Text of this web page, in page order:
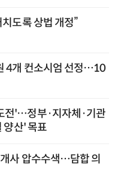
도록 상법 개정”
4개 컨소시엄 선정…10
전'…정부·지자체·기관
양산' 목표
사 압수수색…담합 의